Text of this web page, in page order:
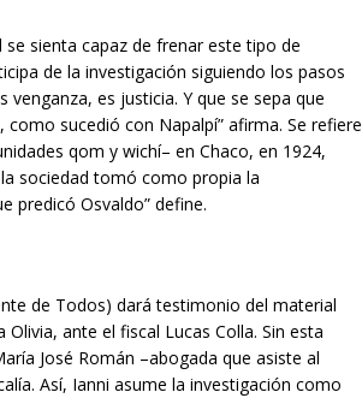
sienta capaz de frenar este tipo de
de la investigación siguiendo los pasos
venganza, es justicia. Y que se sepa que
sucedió con Napalpí” afirma. Se refiere
qom y wichí– en Chaco, en 1924,
sociedad tomó como propia la
predicó Osvaldo” define.
de Todos) dará testimonio del material
ante el fiscal Lucas Colla. Sin esta
José Román –abogada que asiste al
Así, Ianni asume la investigación como